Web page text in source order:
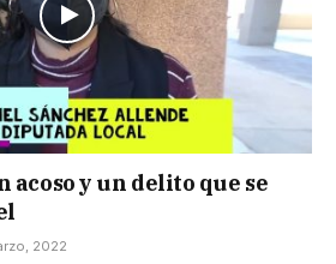
acoso y un delito que se
2022